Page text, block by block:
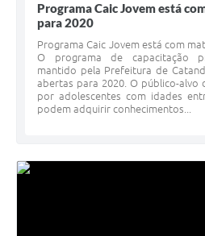
Programa Caic Jovem está
para 2020
Programa Caic Jovem está com
O programa de capacitação
mantido pela Prefeitura de
abertas para 2020. O público-alvo
por adolescentes com idades
podem adquirir conhecimentos...